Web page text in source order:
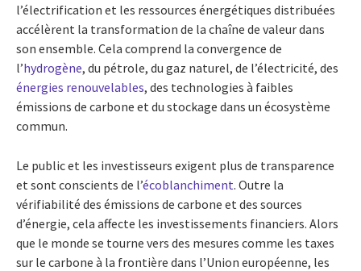
l’électrification et les ressources énergétiques distribuées
accélèrent la transformation de la chaîne de valeur dans
son ensemble. Cela comprend la convergence de
l’hydrogène, du pétrole, du gaz naturel, de l’électricité, des
énergies renouvelables, des technologies à faibles
émissions de carbone et du stockage dans un écosystème
commun.
Le public et les investisseurs exigent plus de transparence
et sont conscients de l’écoblanchiment. Outre la
vérifiabilité des émissions de carbone et des sources
d’énergie, cela affecte les investissements financiers. Alors
que le monde se tourne vers des mesures comme les taxes
sur le carbone à la frontière dans l’Union européenne, les